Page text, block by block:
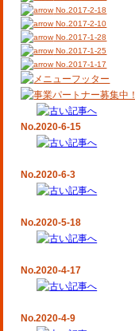
No.2017-2-18
No.2017-2-10
No.2017-1-28
No.2017-1-25
No.2017-1-17
No.2020-6-15
No.2020-6-3
No.2020-5-18
No.2020-4-17
No.2020-4-9